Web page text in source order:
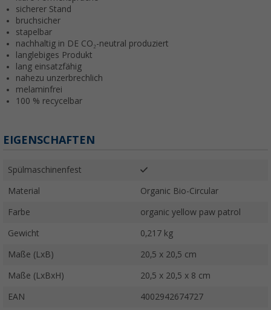
sicherer Stand
bruchsicher
stapelbar
nachhaltig in DE CO₂-neutral produziert
langlebiges Produkt
lang einsatzfähig
nahezu unzerbrechlich
melaminfrei
100 % recycelbar
EIGENSCHAFTEN
Spülmaschinenfest
Material Organic Bio-Circular
Farbe organic yellow paw patrol
Gewicht 0,217 kg
Maße (LxB) 20,5 x 20,5 cm
Maße (LxBxH) 20,5 x 20,5 x 8 cm
EAN 4002942674727